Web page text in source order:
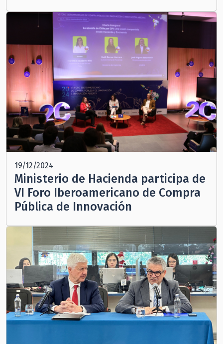
19/12/2024
Ministerio de Hacienda participa de
VI Foro Iberoamericano de Compra
Pública de Innovación